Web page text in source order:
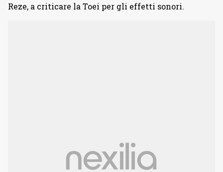
Reze, a criticare la Toei per gli effetti sonori.